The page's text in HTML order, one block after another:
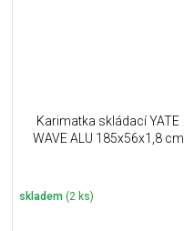
Karimatka skládací YATE
WAVE ALU 185x56x1,8 cm
skladem (2 ks)